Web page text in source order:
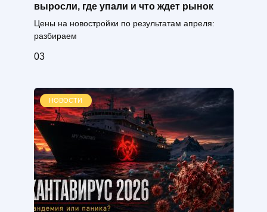
выросли, где упали и что ждет рынок
Цены на новостройки по результатам апреля:
разбираем
03
НОВОСТИ